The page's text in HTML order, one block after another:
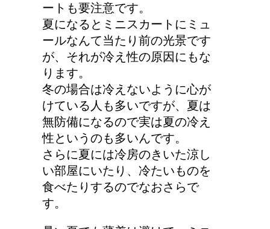
ートも要注意です。
夏になるとミニスカートにミュ
ールなんて当たり前の光景です
が、それが冷え性の原因にもな
ります。
冬の場合は冷えないように心が
けている人も多いですが、夏は
無防備になるので実は夏の冷え
性というのも多いんです。
さらに夏には冷房のきいた涼し
い部屋にいたり、冷たいものを
食べたりするのでなおさらで
す。